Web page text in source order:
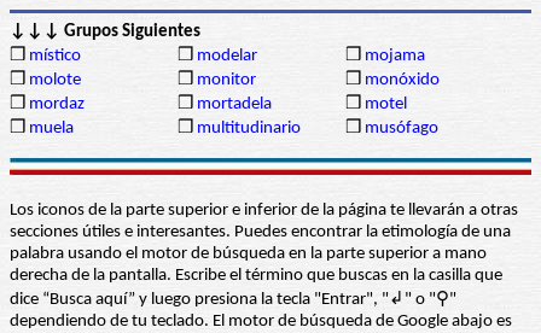
↓↓↓ Grupos Siguientes
❒ místico ❒ modelar ❒ mojama
❒ molote ❒ monitor ❒ monóxido
❒ mordaz ❒ mortadela ❒ motel
❒ muela ❒ multitudinario ❒ musófago
Los iconos de la parte superior e inferior de la página te llevarán a otras
secciones útiles e interesantes. Puedes encontrar la etimología de una
palabra usando el motor de búsqueda en la parte superior a mano
derecha de la pantalla. Escribe el término que buscas en la casilla que
dice “Busca aquí” y luego presiona la tecla "Entrar", "↲" o "⚲"
dependiendo de tu teclado. El motor de búsqueda de Google abajo es